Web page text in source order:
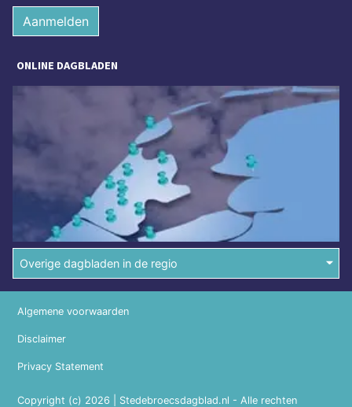
Aanmelden
ONLINE DAGBLADEN
Overige dagbladen in de regio
Copyright (c) 2026 | Stedebroecsdagblad.nl - Alle rechten
Algemene voorwaarden
Disclaimer
Privacy Statement